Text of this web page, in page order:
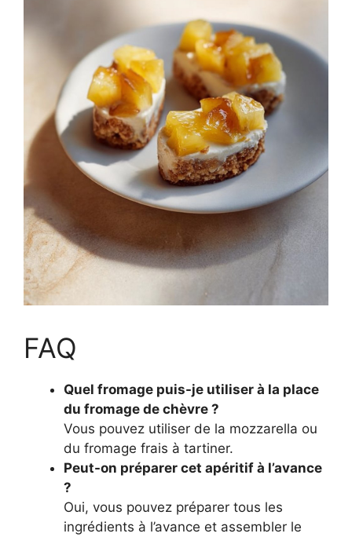
FAQ
Quel fromage puis-je utiliser à la place
du fromage de chèvre ?
Vous pouvez utiliser de la mozzarella ou
du fromage frais à tartiner.
Peut-on préparer cet apéritif à l’avance
?
Oui, vous pouvez préparer tous les
ingrédients à l’avance et assembler le